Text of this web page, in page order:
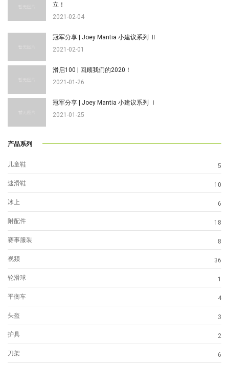
立！
2021-02-04
冠军分享 | Joey Mantia 小建议系列 Ⅱ
2021-02-01
滑启100 | 回顾我们的2020！
2021-01-26
冠军分享 | Joey Mantia 小建议系列 Ⅰ
2021-01-25
产品系列
儿童鞋 5
速滑鞋 10
冰上 6
附配件 18
赛事服装 8
视频 36
轮滑球 1
平衡车 4
头盔 3
护具 2
刀架 6